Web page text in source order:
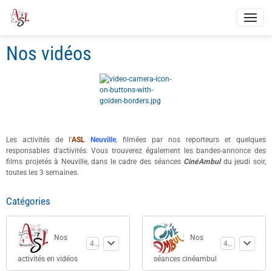
Nos vidéos
Les activités de l 'ASL Neuville, filmées par nos reporteurs et quelques
responsables d'activités. Vous trouverez également les bandes-annonce des
films projetés à Neuville, dans le cadre des séances CinéAmbul du jeudi soir,
toutes les 3 semaines.
Catégories
Nos
activités en vidéos
40
Nos
séances cinéambul
411